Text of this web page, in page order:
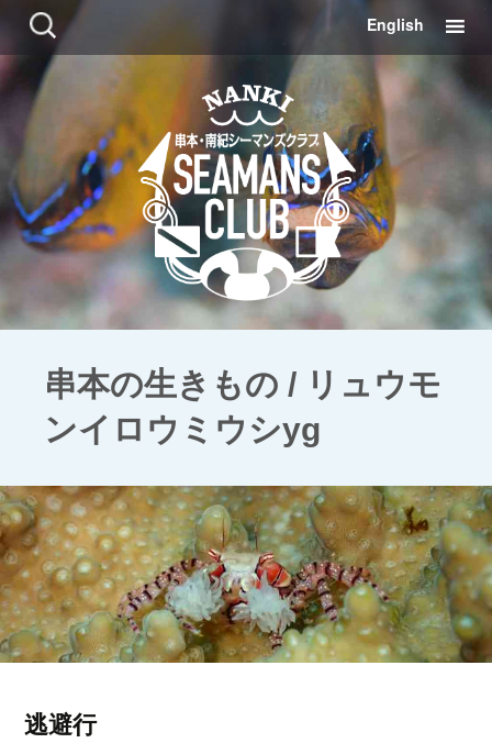
検
索:
コ
ン
ツ
に
English
串本の生きもの / リュウモ
ンイロウミウシyg
逃避行